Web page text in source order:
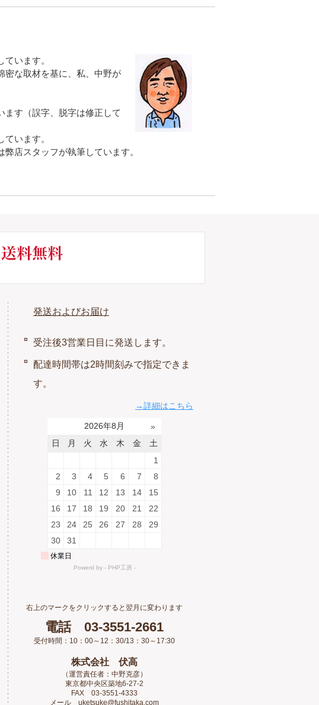
います。
密な取材を基に、私、中野が
ます（誤字、脱字は修正して
います。
店スタッフが執筆しています。
発送およびお届け
受注後3営業日目に発送します。
配達時間帯は2時間刻みで指定できま
す。
→詳細はこちら
右上のマークをクリックすると翌月に変わります
電話 03-3551-2661
受付時間：10：00～12：30/13：30～17:30
株式会社 伏高
（運営責任者：中野克彦）
東京都中央区築地6-27-2
FAX 03-3551-4333
メール uketsuke@fushitaka.com